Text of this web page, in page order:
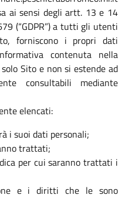
ai sensi degli artt. 13 e 14
(“GDPR”) a tutti gli utenti
forniscono i propri dati
contenuta nella
Sito e non si estende ad
consultabili mediante
elencati:
i suoi dati personali;
trattati;
per cui saranno trattati i
e i diritti che le sono